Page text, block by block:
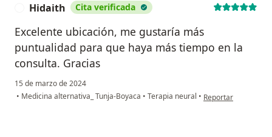
Hidaith Cita verificada
Excelente ubicación, me gustaría más
puntualidad para que haya más tiempo en la
consulta. Gracias
15 de marzo de 2024
• Medicina alternativa_ Tunja-Boyaca • Terapia neural • en opinión del
Reportar